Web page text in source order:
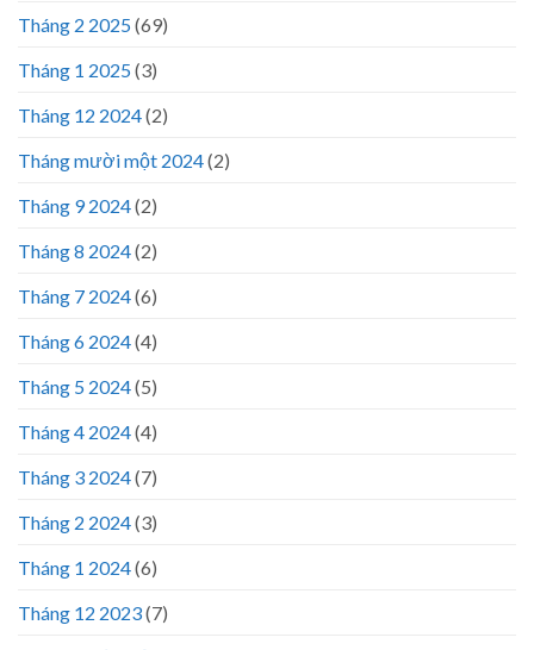
Tháng 2 2025(69)
Tháng 1 2025(3)
Tháng 12 2024(2)
Tháng mười một 2024(2)
Tháng 9 2024(2)
Tháng 8 2024(2)
Tháng 7 2024(6)
Tháng 6 2024(4)
Tháng 5 2024(5)
Tháng 4 2024(4)
Tháng 3 2024(7)
Tháng 2 2024(3)
Tháng 1 2024(6)
Tháng 12 2023(7)